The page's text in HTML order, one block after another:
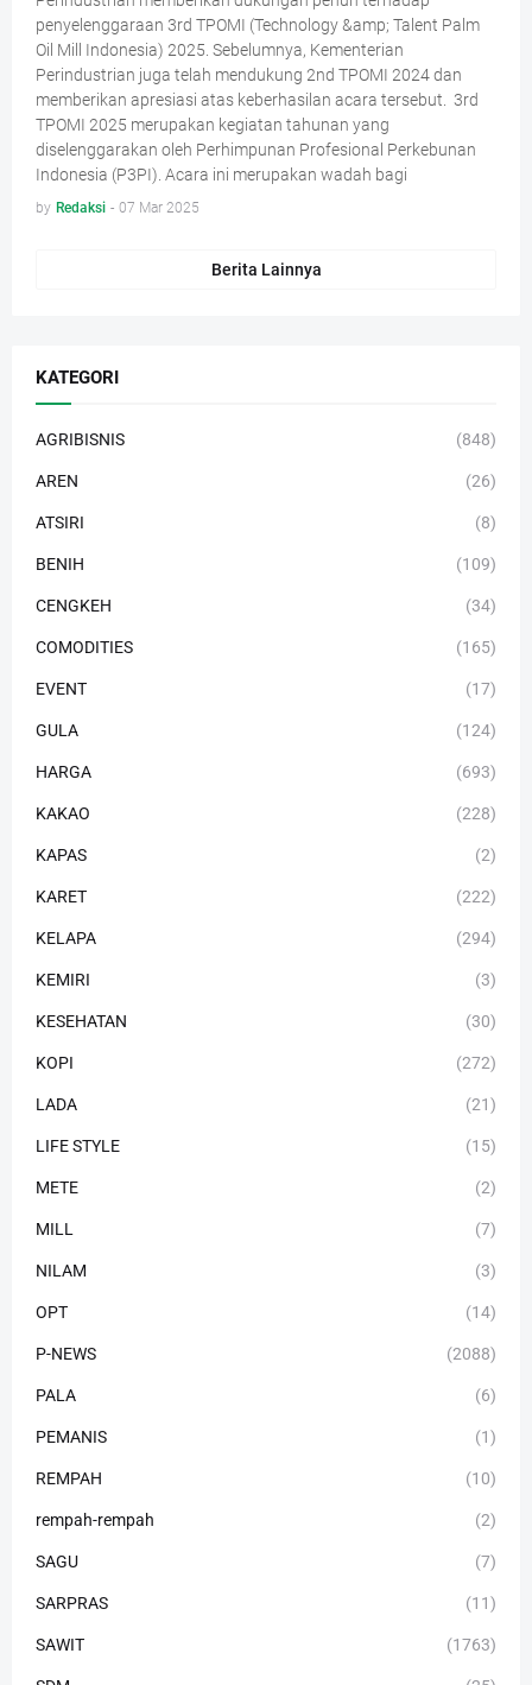
penyelenggaraan 3rd TPOMI (Technology &amp; Talent Palm
Oil Mill Indonesia) 2025. Sebelumnya, Kementerian
Perindustrian juga telah mendukung 2nd TPOMI 2024 dan
memberikan apresiasi atas keberhasilan acara tersebut. 3rd
TPOMI 2025 merupakan kegiatan tahunan yang
diselenggarakan oleh Perhimpunan Profesional Perkebunan
Indonesia (P3PI). Acara ini merupakan wadah bagi
by Redaksi - 07 Mar 2025
Berita Lainnya
KATEGORI
AGRIBISNIS (848)
AREN (26)
ATSIRI (8)
BENIH (109)
CENGKEH (34)
COMODITIES (165)
EVENT (17)
GULA (124)
HARGA (693)
KAKAO (228)
KAPAS (2)
KARET (222)
KELAPA (294)
KEMIRI (3)
KESEHATAN (30)
KOPI (272)
LADA (21)
LIFE STYLE (15)
METE (2)
MILL (7)
NILAM (3)
OPT (14)
P-NEWS (2088)
PALA (6)
PEMANIS (1)
REMPAH (10)
rempah-rempah (2)
SAGU (7)
SARPRAS (11)
SAWIT (1763)